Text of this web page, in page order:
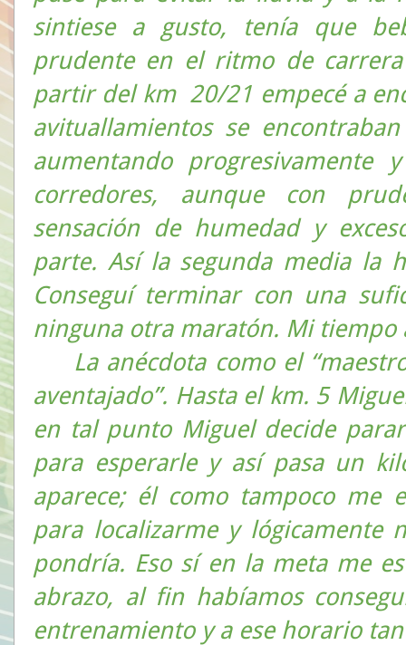
sintiese a gusto, tenía que
prudente en el ritmo de
partir del km 20/21 empecé a
avituallamientos se
aumentando progresivamente
corredores, aunque con
sensación de humedad y
parte. Así la segunda media la
Conseguí terminar con una
ninguna otra maratón. Mi
La anécdota como el
aventajado”. Hasta el km. 5
en tal punto Miguel decide
para esperarle y así pasa un
aparece; él como tampoco me
para localizarme y
pondría. Eso sí en la meta me
abrazo, al fin habíamos
entrenamiento y a ese horario